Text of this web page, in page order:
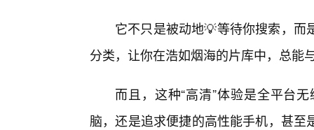
它不只是被动地💡等待你搜索，
分类，让你在浩如烟海的片库中，总能
而且，这种“高清”体验是全平台
脑，还是追求便捷的高性能手机，甚